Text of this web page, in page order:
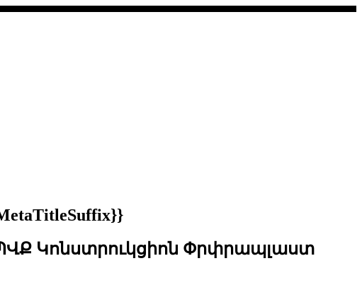
ՊՎՔ Կոնստրուկցիոն Փրփրապլաստ